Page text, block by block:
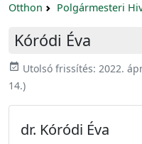
Otthon Polgármesteri
Kóródi Éva
event_available Utolsó frissítés: 2022.
14.)
dr. Kóródi Éva